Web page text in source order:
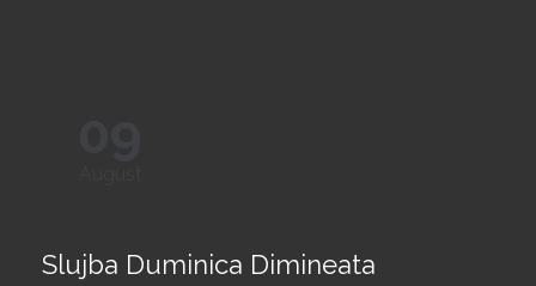
Slujba Duminica Dimineata